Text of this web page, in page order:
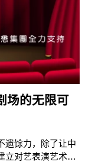
场的无限可
遗馀力，除了让中
立对艺表演艺术的